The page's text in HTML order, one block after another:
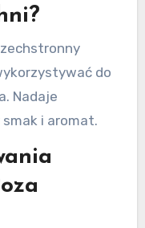
do
Nadaje
i aromat.